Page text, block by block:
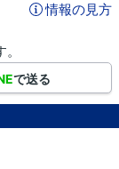
情報の見方
で送る